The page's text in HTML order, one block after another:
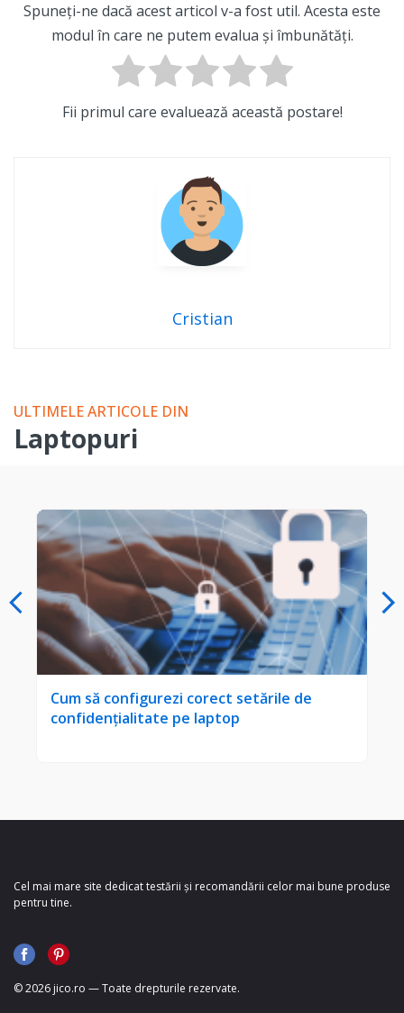
Spuneți-ne dacă acest articol v-a fost util. Acesta este
modul în care ne putem evalua și îmbunătăți.
Fii primul care evaluează această postare!
Cristian
ULTIMELE ARTICOLE DIN
Laptopuri
Cum să configurezi corect setările de
confidențialitate pe laptop
Cel mai mare site dedicat testării și recomandării celor mai bune produse
pentru tine.
© 2026 jico.ro — Toate drepturile rezervate.